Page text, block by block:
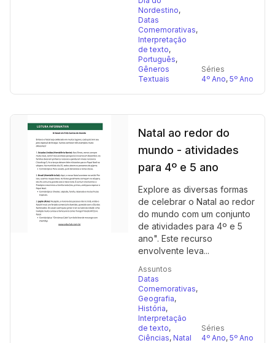
Nordestino,
Datas
Comemorativas,
Interpretação
de texto,
Português,
Gêneros
Textuais
Séries
4º Ano, 5º Ano
Natal ao redor do
mundo - atividades
para 4º e 5 ano
Explore as diversas formas
de celebrar o Natal ao redor
do mundo com um conjunto
de atividades para 4º e 5
ano". Este recurso
envolvente leva...
Assuntos
Datas
Comemorativas,
Geografia,
História,
Interpretação
de texto,
Ciências, Natal
Séries
4º Ano, 5º Ano